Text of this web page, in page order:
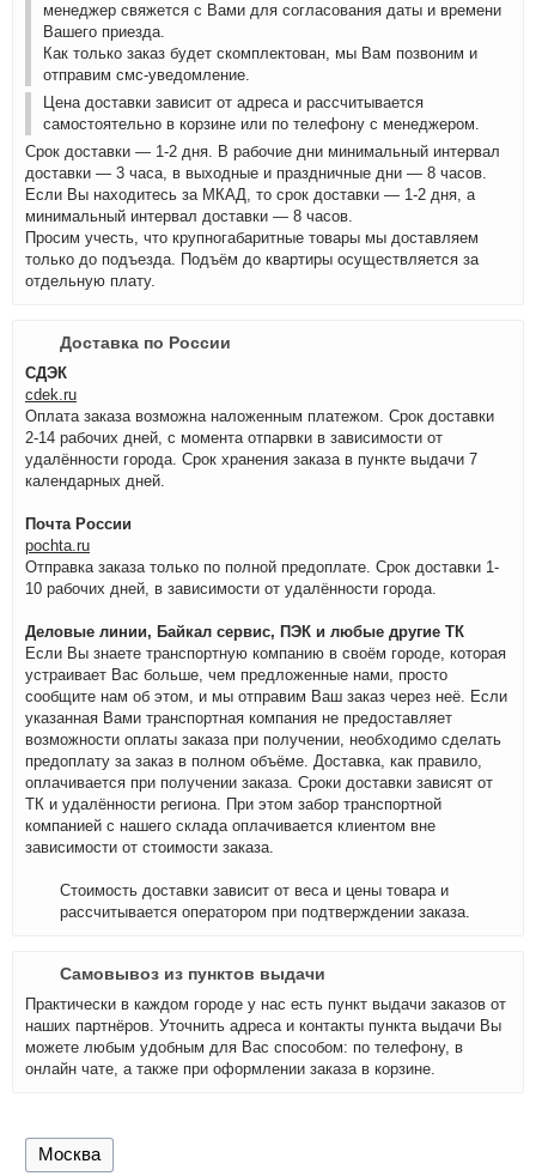
менеджер свяжется с Вами для согласования даты и времени
Вашего приезда.
Как только заказ будет скомплектован, мы Вам позвоним и
отправим смс-уведомление.
Цена доставки зависит от адреса и рассчитывается
самостоятельно в корзине или по телефону с менеджером.
Срок доставки — 1-2 дня. В рабочие дни минимальный интервал
доставки — 3 часа, в выходные и праздничные дни — 8 часов.
Если Вы находитесь за МКАД, то срок доставки — 1-2 дня, а
минимальный интервал доставки — 8 часов.
Просим учесть, что крупногабаритные товары мы доставляем
только до подъезда. Подъём до квартиры осуществляется за
отдельную плату.
Доставка по России
СДЭК
cdek.ru
Оплата заказа возможна наложенным платежом. Срок доставки
2-14 рабочих дней, с момента отпарвки в зависимости от
удалённости города. Срок хранения заказа в пункте выдачи 7
календарных дней.
Почта России
pochta.ru
Отправка заказа только по полной предоплате. Срок доставки 1-
10 рабочих дней, в зависимости от удалённости города.
Деловые линии, Байкал сервис, ПЭК и любые другие ТК
Если Вы знаете транспортную компанию в своём городе, которая
устраивает Вас больше, чем предложенные нами, просто
сообщите нам об этом, и мы отправим Ваш заказ через неё. Если
указанная Вами транспортная компания не предоставляет
возможности оплаты заказа при получении, необходимо сделать
предоплату за заказ в полном объёме. Доставка, как правило,
оплачивается при получении заказа. Сроки доставки зависят от
ТК и удалённости региона. При этом забор транспортной
компанией с нашего склада оплачивается клиентом вне
зависимости от стоимости заказа.
Стоимость доставки зависит от веса и цены товара и
рассчитывается оператором при подтверждении заказа.
Самовывоз из пунктов выдачи
Практически в каждом городе у нас есть пункт выдачи заказов от
наших партнёров. Уточнить адреса и контакты пункта выдачи Вы
можете любым удобным для Вас способом: по телефону, в
онлайн чате, а также при оформлении заказа в корзине.
Москва